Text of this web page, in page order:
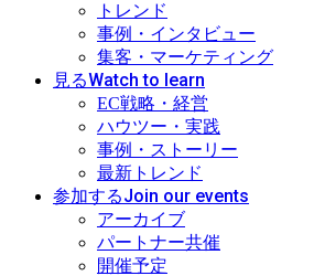
トレンド
事例・インタビュー
集客・マーケティング
見るWatch to learn
EC戦略・経営
ハウツー・実践
事例・ストーリー
最新トレンド
参加するJoin our events
アーカイブ
パートナー共催
開催予定